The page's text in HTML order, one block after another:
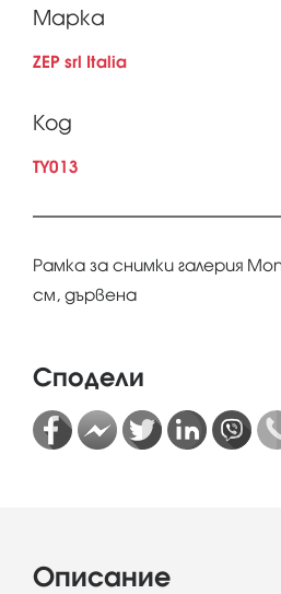
Марка
ZEP srl Italia
Код
TY013
Рамка за снимки галерия
см, дървена
Сподели
Описание